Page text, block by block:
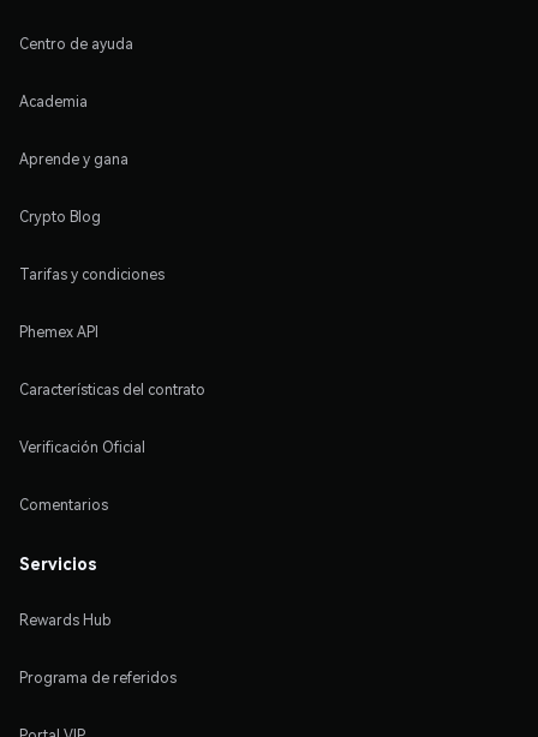
Centro de ayuda
Academia
Aprende y gana
Crypto Blog
Tarifas y condiciones
Phemex API
Características del contrato
Verificación Oficial
Comentarios
Servicios
Rewards Hub
Programa de referidos